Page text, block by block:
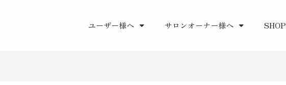
ユーザー様へ サロンオーナー様へ SHOP